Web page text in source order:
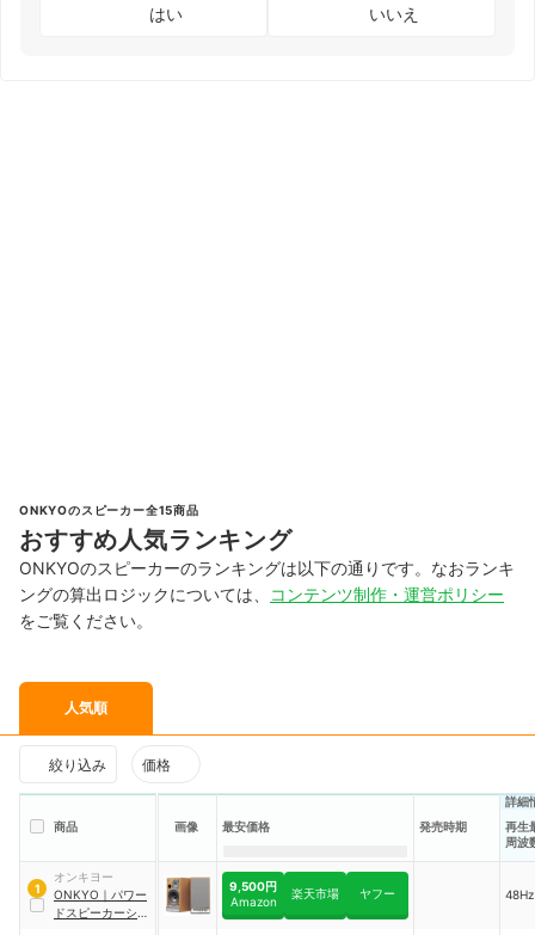
はい いいえ
ONKYOのスピーカー全15商品
おすすめ人気ランキング
ONKYOのスピーカーのランキングは以下の通りです。なおランキ
ングの算出ロジックについては、
コンテンツ制作・運営ポリシー
をご覧ください。
人気順
絞り込み 価格
商品 画像 最安価格 発売時期
詳細
再生
周波
1
オンキヨー
ONKYO ｜ パワー
ドスピーカーシス
9,500円
Amazon
楽天市場 ヤフー 48Hz